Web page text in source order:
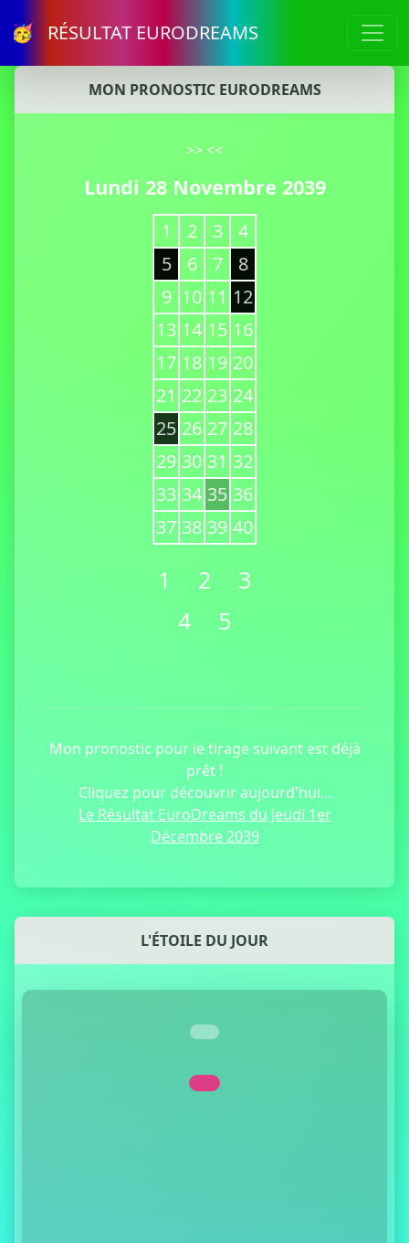
🥳 RÉSULTAT EURODREAMS
MON PRONOSTIC EURODREAMS
>> <<
Lundi 28 Novembre 2039
1 2 3
4
5
6 7
8
9 10 11 12
13 14 15 16
17 18 19 20
21 22 23 24
25 26 27 28
29 30 31 32
33 34 35 36
37 38 39 40
1 2
3
4
5
Mon pronostic pour le tirage suivant est déjà
prêt !
Cliquez pour découvrir aujourd'hui...
Le Résultat EuroDreams du Jeudi 1er
Décembre 2039
L'ÉTOILE DU JOUR